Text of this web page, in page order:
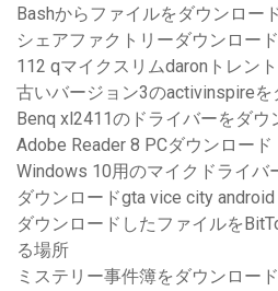
Bashからファイルをダウンロー
シェアファクトリーダウンロー
112 qマイクスリムdaronトレン
古いバージョン3のactivinspireを
Benq xl2411のドライバーをダ
Adobe Reader 8 PCダウンロード
Windows 10用のマイクドライバ
ダウンロードgta vice city
ダウンロードしたファイルを
る場所
ミステリー事件簿をダウンロー